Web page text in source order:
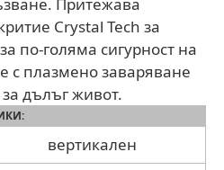
Crystal Tech за
по-голяма сигурност на
с плазмено заваряване
дълъг живот.
вертикален